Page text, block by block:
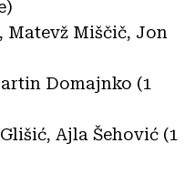
Matevž Miščič, Jon
Domajnko (1
Ajla Šehović (1